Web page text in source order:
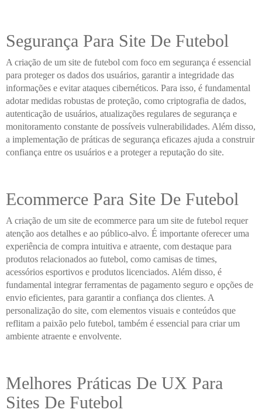
Segurança Para Site De Futebol
A criação de um site de futebol com foco em segurança é essencial
para proteger os dados dos usuários, garantir a integridade das
informações e evitar ataques cibernéticos. Para isso, é fundamental
adotar medidas robustas de proteção, como criptografia de dados,
autenticação de usuários, atualizações regulares de segurança e
monitoramento constante de possíveis vulnerabilidades. Além disso,
a implementação de práticas de segurança eficazes ajuda a construir
confiança entre os usuários e a proteger a reputação do site.
Ecommerce Para Site De Futebol
A criação de um site de ecommerce para um site de futebol requer
atenção aos detalhes e ao público-alvo. É importante oferecer uma
experiência de compra intuitiva e atraente, com destaque para
produtos relacionados ao futebol, como camisas de times,
acessórios esportivos e produtos licenciados. Além disso, é
fundamental integrar ferramentas de pagamento seguro e opções de
envio eficientes, para garantir a confiança dos clientes. A
personalização do site, com elementos visuais e conteúdos que
reflitam a paixão pelo futebol, também é essencial para criar um
ambiente atraente e envolvente.
Melhores Práticas De UX Para
Sites De Futebol